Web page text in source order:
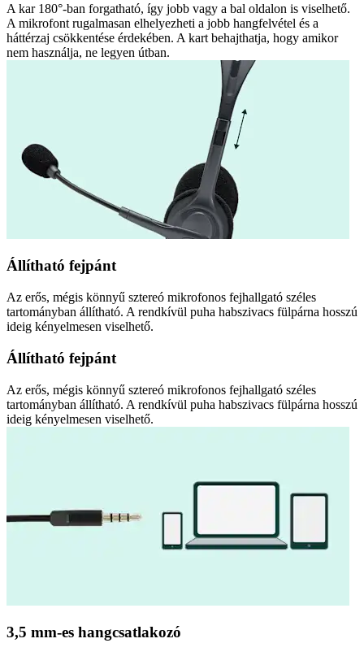
A kar 180°-ban forgatható, így jobb vagy a bal oldalon is viselhető.
A mikrofont rugalmasan elhelyezheti a jobb hangfelvétel és a
háttérzaj csökkentése érdekében. A kart behajthatja, hogy amikor
nem használja, ne legyen útban.
Állítható fejpánt
Az erős, mégis könnyű sztereó mikrofonos fejhallgató széles
tartományban állítható. A rendkívül puha habszivacs fülpárna hosszú
ideig kényelmesen viselhető.
Állítható fejpánt
Az erős, mégis könnyű sztereó mikrofonos fejhallgató széles
tartományban állítható. A rendkívül puha habszivacs fülpárna hosszú
ideig kényelmesen viselhető.
3,5 mm-es hangcsatlakozó